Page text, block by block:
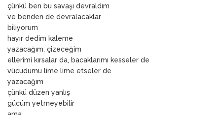
çünkü ben bu savaşı devraldım
ve benden de devralacaklar
biliyorum
hayır dedim kaleme
yazacağım, çizeceğim
ellerimi kırsalar da, bacaklarımı kesseler de
vücudumu lime lime etseler de
yazacağım
çünkü düzen yanlış
gücüm yetmeyebilir